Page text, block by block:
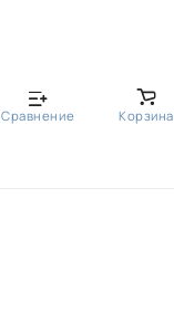
Сравнение Корзина